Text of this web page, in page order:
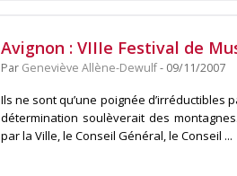
Avignon : VIIIe Festival de
Par Geneviève Allène-Dewulf- 09/11/2007
Ils ne sont qu’une poignée
détermination soulèverait des
par la Ville, le Conseil Général, le Conseil ...